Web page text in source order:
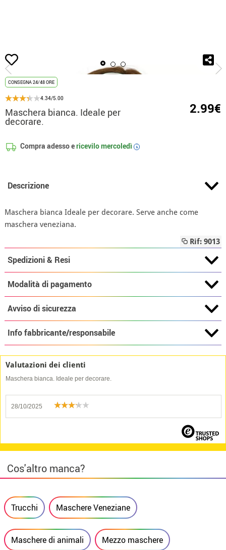
Inizio Maschera bianca.
CONSEGNA 24/48 ORE
4.34/5.00
Maschera bianca. Ideale per
decorare.
2.99€
Compra adesso ericevilomercoledì i
Descrizione
Maschera bianca Ideale per decorare. Serve anche come
maschera veneziana.
Rif: 9013
Spedizioni & Resi
Modalità di pagamento
Avviso di sicurezza
Info fabbricante/responsabile
Valutazioni dei clienti
Maschera bianca. Ideale per decorare.
28/10/2025
Cos'altro manca?
Trucchi Maschere Veneziane
Maschere di animali Mezzo maschere